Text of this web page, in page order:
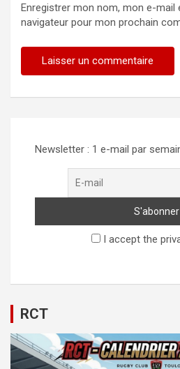
Enregistrer mon nom, mon e-mail
navigateur pour mon prochain
Newsletter : 1 e-mail par
I accept the
RCT